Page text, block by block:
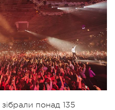
понад 135